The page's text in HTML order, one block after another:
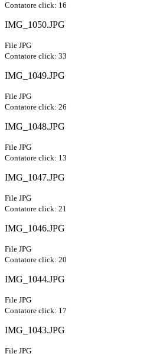
Contatore click: 16
IMG_1050.JPG
File JPG
Contatore click: 33
IMG_1049.JPG
File JPG
Contatore click: 26
IMG_1048.JPG
File JPG
Contatore click: 13
IMG_1047.JPG
File JPG
Contatore click: 21
IMG_1046.JPG
File JPG
Contatore click: 20
IMG_1044.JPG
File JPG
Contatore click: 17
IMG_1043.JPG
File JPG